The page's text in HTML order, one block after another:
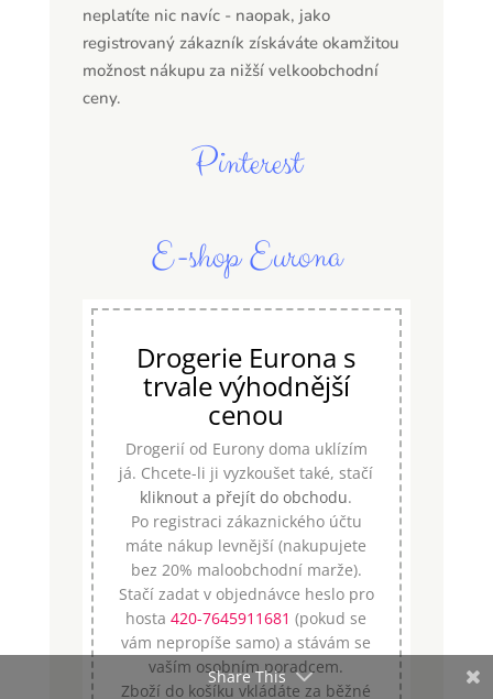
neplatíte nic navíc - naopak, jako
registrovaný zákazník získáváte okamžitou
možnost nákupu za nižší velkoobchodní
ceny.
Pinterest
E-shop Eurona
Drogerie Eurona s
trvale výhodnější
cenou
Drogerií od Eurony doma uklízím
já. Chcete-li ji vyzkoušet také, stačí
kliknout a přejít do obchodu.
Po registraci zákaznického účtu
máte nákup levnější (nakupujete
bez 20% maloobchodní marže).
Stačí zadat v objednávce heslo pro
hosta420-7645911681 (pokud se
vám nepropíše samo) a stávám se
vaším osobním poradcem.
Zboží do košíku vkládáte za běžné
Share This